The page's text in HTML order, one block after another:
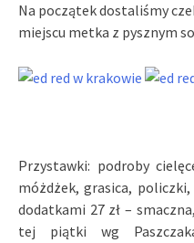
Na początek dostaliśmy
miejscu metka z pysznym
Przystawki: podroby
móżdżek, grasica,
dodatkami 27 zł –
tej piątki wg